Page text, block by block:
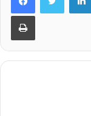
Print